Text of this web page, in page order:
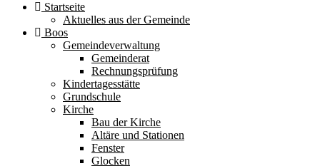
Startseite
Aktuelles aus der Gemeinde
Boos
Gemeindeverwaltung
Gemeinderat
Rechnungsprüfung
Kindertagesstätte
Grundschule
Kirche
Bau der Kirche
Altäre und Stationen
Fenster
Glocken